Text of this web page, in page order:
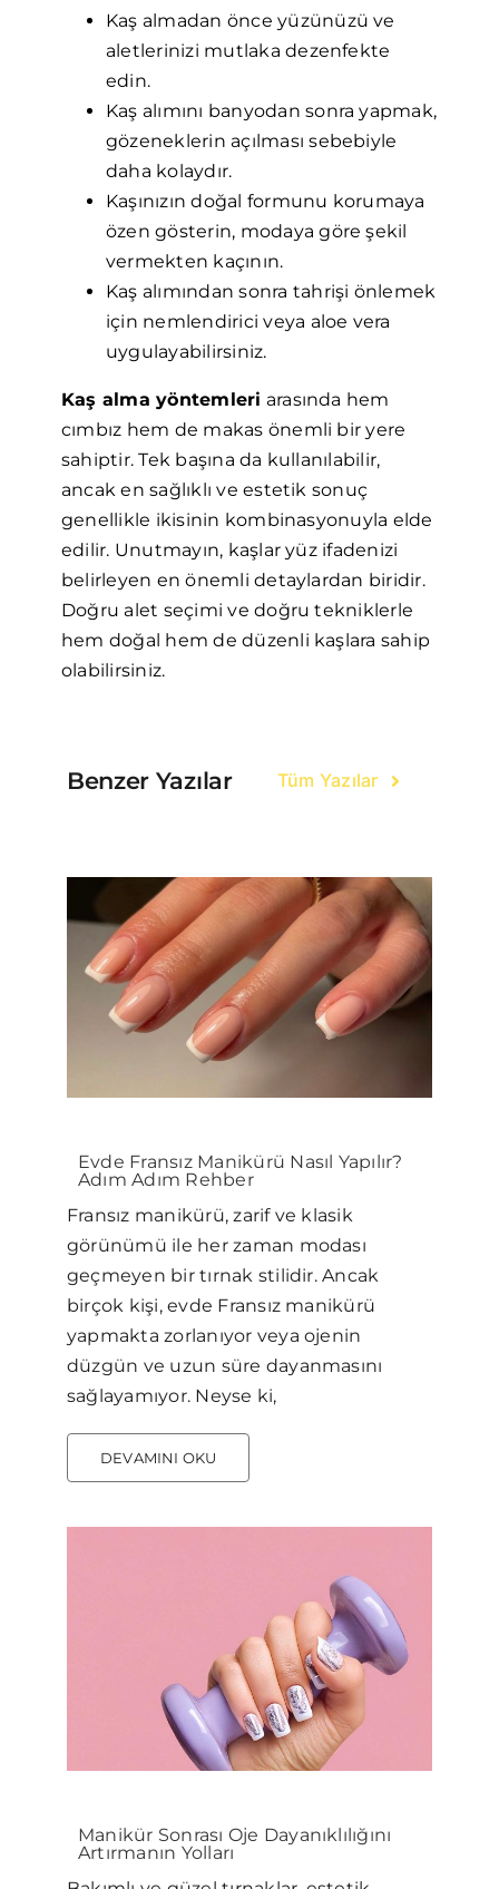
Kaş almadan önce yüzünüzü ve
aletlerinizi mutlaka dezenfekte
edin.
Kaş alımını banyodan sonra yapmak,
gözeneklerin açılması sebebiyle
daha kolaydır.
Kaşınızın doğal formunu korumaya
özen gösterin, modaya göre şekil
vermekten kaçının.
Kaş alımından sonra tahrişi önlemek
için nemlendirici veya aloe vera
uygulayabilirsiniz.
Kaş alma yöntemleri arasında hem
cımbız hem de makas önemli bir yere
sahiptir. Tek başına da kullanılabilir,
ancak en sağlıklı ve estetik sonuç
genellikle ikisinin kombinasyonuyla elde
edilir. Unutmayın, kaşlar yüz ifadenizi
belirleyen en önemli detaylardan biridir.
Doğru alet seçimi ve doğru tekniklerle
hem doğal hem de düzenli kaşlara sahip
olabilirsiniz.
Benzer Yazılar Tüm Yazılar
Evde Fransız Manikürü Nasıl Yapılır?
Adım Adım Rehber
Fransız manikürü, zarif ve klasik
görünümü ile her zaman modası
geçmeyen bir tırnak stilidir. Ancak
birçok kişi, evde Fransız manikürü
yapmakta zorlanıyor veya ojenin
düzgün ve uzun süre dayanmasını
sağlayamıyor. Neyse ki,
DEVAMINI OKU
Manikür Sonrası Oje Dayanıklılığını
Artırmanın Yolları